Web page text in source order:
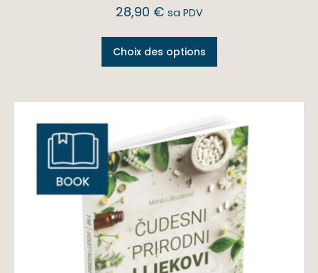
28,90 € sa PDV
Choix des options